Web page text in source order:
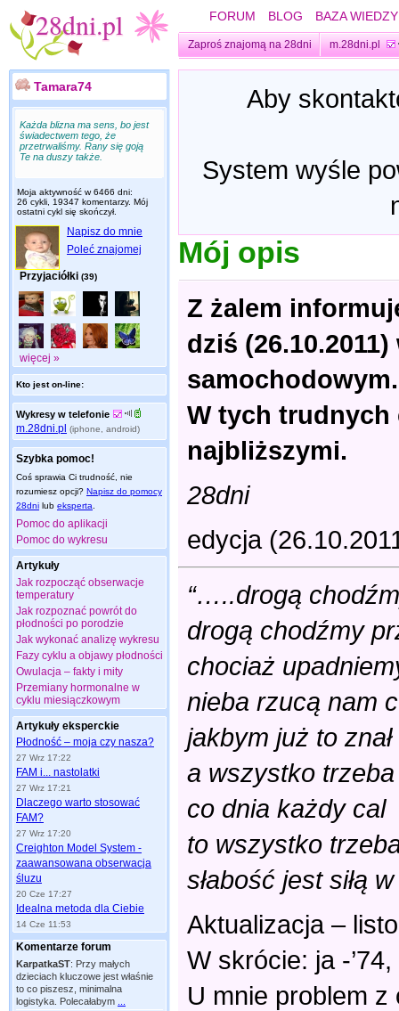
FORUM BLOG BAZA WIEDZY
Zaproś znajomą na 28dni m.28dni.pl
Tamara74
Każda blizna ma sens, bo jest
świadectwem tego, że
przetrwaliśmy. Rany się goją
Te na duszy także.
Moja aktywność w 6466 dni:
26 cykli, 19347 komentarzy. Mój
ostatni cykl się skończył.
Napisz do mnie
Poleć znajomej
Przyjaciółki (39)
więcej »
Kto jest on-line:
Wykresy w telefonie
m.28dni.pl (iphone, android)
Szybka pomoc!
Coś sprawia Ci trudność, nie
rozumiesz opcji? Napisz do pomocy
28dni lub eksperta
Pomoc do aplikacji
Pomoc do wykresu
Artykuły
Jak rozpocząć obserwacje
temperatury
Jak rozpoznać powrót do
płodności po porodzie
Jak wykonać analizę wykresu
Fazy cyklu a objawy płodności
Owulacja – fakty i mity
Przemiany hormonalne w
cyklu miesiączkowym
Artykuły eksperckie
Płodność – moja czy nasza?
27 Wrz 17:22
FAM i... nastolatki
27 Wrz 17:21
Dlaczego warto stosować
FAM?
27 Wrz 17:20
Creighton Model System -
zaawansowana obserwacja
śluzu
20 Cze 17:27
Idealna metoda dla Ciebie
14 Cze 11:53
Komentarze forum
KarpatkaST: Przy małych
dzieciach kluczowe jest właśnie
to co piszesz, minimalna
logistyka. Polecałabym
Aby
System wyśle
Mój opis
Z żalem
dziś
samochodowym.
W tych trudnych
najbliższymi.
28dni
edycja
“…..drogą
drogą chodźmy
chociaż
nieba rzucą nam
jakbym już to znał
a wszystko
co dnia każdy cal
to wszystko
słabość jest siłą
Aktualizacja –
W skrócie: ja -’74,
U mnie problem